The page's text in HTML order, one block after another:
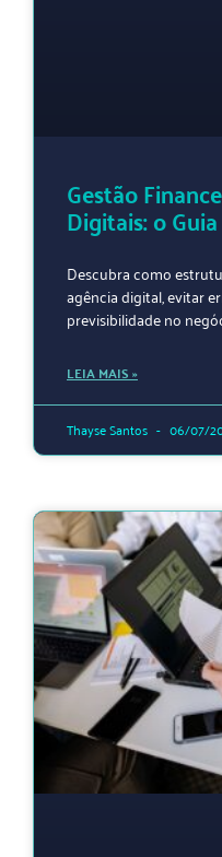
Gestão
Digitais: o
Descubra como
agência digital, evitar
previsibilidade no
LEIA MAIS »
Thayse Santos 06/07/